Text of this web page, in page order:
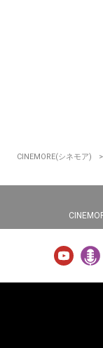
CINEMORE(シネモア)